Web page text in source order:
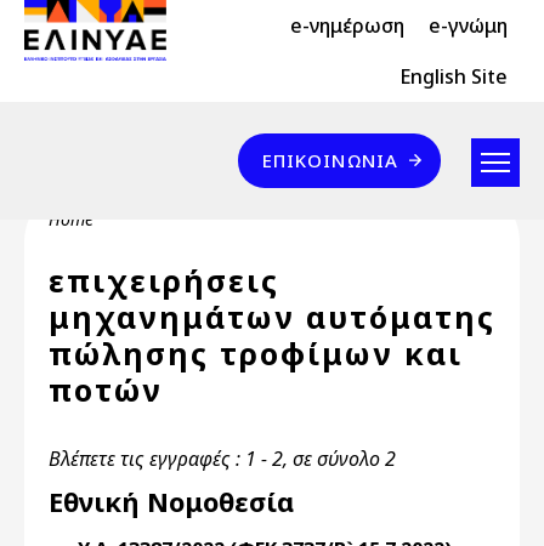
Skip to main content
Header Top 2 e-νημέρωση e-γνώμη
Header Top English Site
Επικοινωνία
ΕΠΙΚΟΙΝΩΝΊΑ
Breadcrumb
Home
επιχειρήσεις
μηχανημάτων αυτόματης
πώλησης τροφίμων και
ποτών
Βλέπετε τις εγγραφές : 1 - 2, σε σύνολο 2
Εθνική Νομοθεσία